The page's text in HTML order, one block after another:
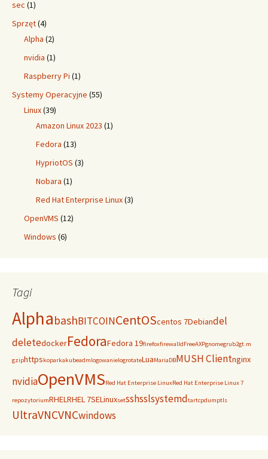
sec (1)
Sprzęt(4)
Alpha (2)
nvidia (1)
Raspberry Pi (1)
Systemy Operacyjne (55)
Linux(39)
Amazon Linux 2023 (1)
Fedora (13)
HypriotOS (3)
Nobara (1)
Red Hat Enterprise Linux(3)
OpenVMS (12)
Windows (6)
Tagi
AlphabashBITCOINCentOScentos 7Debiandel
deletedockerFedoraFedora 19firefoxfirewalldFreeAXPgnomegrub2gt.m
gziphttpskoparkakubeadmlogowanielogrotateLuaMariaDBMUSH Clientnginx
nvidiaOpenVMSRed Hat Enterprise LinuxRed Hat Enterprise Linux 7
repozytoriumRHELRHEL 7SELinuxsetsshsslsystemdtartcpdumptls
UltraVNCVNCwindows